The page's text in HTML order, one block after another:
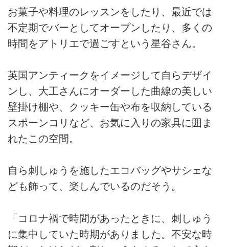
お菓子や料理のレッスンをしたり、最近では
不定期でバーとしてオープンしたり、多くの
時間をアトリエで過ごすという星谷さん。
英国アンティークをイメージして自らデザイ
ンし、大工さんにオーダーした曲線の美しい
壁掛け棚や、クッキー缶や布を収納している
スポーンコリなど、お気に入りの家具に囲ま
れたこの空間。
自ら刺しゅうを施したエコバッグやサシェな
ども飾って、楽しんでいるのだそう。
「コロナ禍で時間があったときに、刺しゅう
に集中していた時期がありました。不安な時